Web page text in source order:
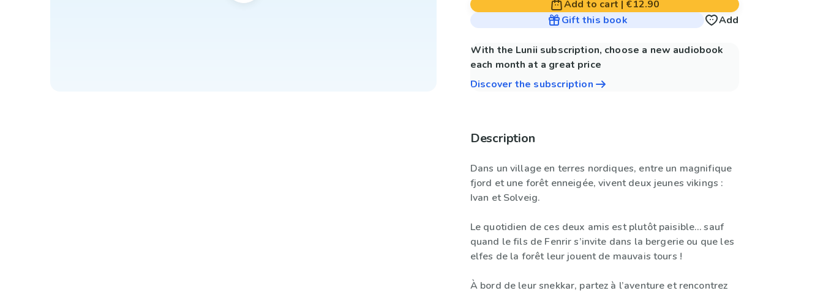
Add to cart | €12.90
Gift this book
Add
With the Lunii subscription, choose a new audiobook
each month at a great price
Discover the subscription
Description
Dans un village en terres nordiques, entre un magnifique
fjord et une forêt enneigée, vivent deux jeunes vikings :
Ivan et Solveig.
Le quotidien de ces deux amis est plutôt paisible… sauf
quand le fils de Fenrir s’invite dans la bergerie ou que les
elfes de la forêt leur jouent de mauvais tours !
À bord de leur snekkar, partez à l’aventure et rencontrez